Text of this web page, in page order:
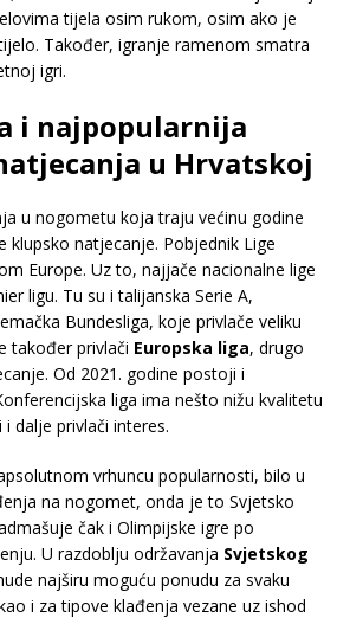
tijela osim rukom, osim ako je
Također, igranje ramenom smatra
igri.
i najpopularnija
u Hrvatskoj
u nogometu koja traju većinu godine
klupsko natjecanje. Pobjednik Lige
Europe. Uz to, najjače nacionalne lige
ligu. Tu su i talijanska Serie A,
Bundesliga, koje privlače veliku
također privlači Europska liga, drugo
Od 2021. godine postoji i
liga ima nešto nižu kvalitetu
dalje privlači interes.
vrhuncu popularnosti, bilo u
na nogomet, onda je to Svjetsko
čak i Olimpijske igre po
U razdoblju održavanja Svjetskog
najširu moguću ponudu za svaku
i za tipove klađenja vezane uz ishod